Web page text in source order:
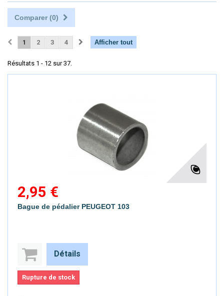
Comparer (0)
Afficher tout
1 2 3 4
Résultats 1 - 12 sur 37.
2,95 €
Bague de pédalier PEUGEOT 103
Détails
Rupture de stock